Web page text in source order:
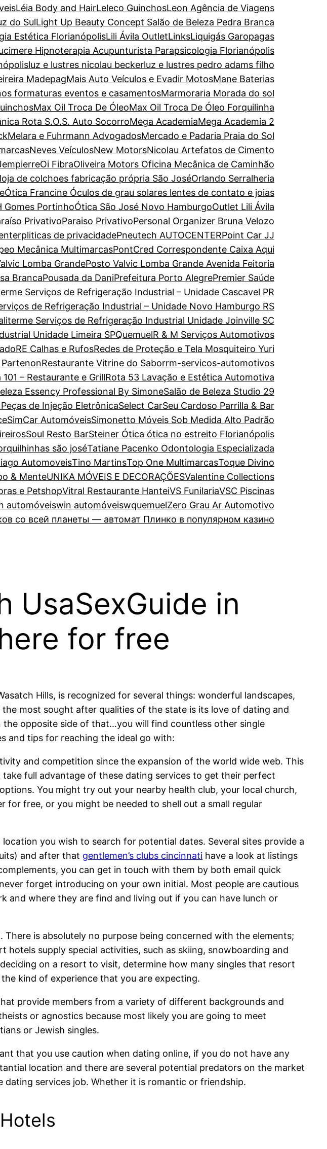
Léia Body and HairLeleco GuinchosLeon Agência de Viagens
do SulLight Up Beauty Concept Salão de Beleza Pedra Branca
Estética FlorianópolisLili Ávila OutletLinksLiquigás Garopagas
Hipnoterapia Acupunturista Parapsicologia Florianópolis
luz e lustres nicolau beckerluz e lustres pedro adams filho
MadepagMais Auto Veículos e Evadir MotosMane Baterias
formaturas eventos e casamentosMarmoraria Morada do sol
Max Oil Troca De ÓleoMax Oil Troca De Óleo Forquilinha
Rota S.O.S. Auto SocorroMega AcademiaMega Academia 2
Melara e Fuhrmann AdvogadosMercado e Padaria Praia do Sol
Neves VeículosNew MotorsNicolau Artefatos de Cimento
Oi FibraOliveira Motors Oficina Mecânica de Caminhão
de colchoes fabricação própria São JoséOrlando Serralheria
Ótica Francine Óculos de grau solares lentes de contato e joias
Gomes PortinhoÓtica São José Novo HamburgoOutlet Lili Ávila
PrivativoParaiso PrivativoPersonal Organizer Bruna Velozo
pliticas de privacidadePneutech AUTOCENTERPoint Car JJ
Mecânica MultimarcasPontCred Correspondente Caixa Aqui
Lomba GrandePosto Valvic Lomba Grande Avenida Feitoria
BrancaPousada da DaniPrefeitura Porto AlegrePremier Saúde
Serviços de Refrigeração Industrial – Unidade Cascavel PR
de Refrigeração Industrial – Unidade Novo Hamburgo RS
Serviços de Refrigeração Industrial Unidade Joinville SC
Unidade Limeira SPQuemuelR & M Serviços Automotivos
RE Calhas e RufosRedes de Proteção e Tela Mosquiteiro Yuri
Restaurante Vitrine do Saborrm-servicos-automotivos
101 – Restaurante e GrillRota 53 Lavação e Estética Automotiva
Essency Professional By SimoneSalão de Beleza Studio 29
Peças de Injeção EletrônicaSelect CarSeu Cardoso Parrilla & Bar
SimCar AutomóveisSimonetto Móveis Sob Medida Alto Padrão
Soul Resto BarSteiner Ótica ótica no estreito Florianópolis
são joséTatiane Pacenko Odontologia Especializada
AutomoveisTino MartinsTop One MultimarcasToque Divino
& MenteUNIKA MÓVEIS E DECORAÇÕESValentine Collections
e PetshopVitral Restaurante HanteiVS FunilariaVSC Piscinas
automóveiswin automóveiswquemuelZero Grau Ar Automotivo
со всей планеты — автомат Плинко в популярном казино
UsaSexGuide in
for free
Hills, is recognized for several things: wonderful landscapes,
most sought after qualities of the state is its love of dating and
the opposite side of that…you will find countless other single
and tips for reaching the ideal go with:
and competition since the expansion of the world wide web. This
full advantage of these dating services to get their perfect
You might try out your nearby health club, your local church,
free, or you might be needed to shell out a small regular
you wish to search for potential dates. Several sites provide a
and after that gentlemen’s clubs cincinnati have a look at listings
you can get in touch with them by both email quick
forget introducing on your own initial. Most people are cautious
and where they are find and living out if you can have lunch or
is absolutely no purpose being concerned with the elements;
supply special activities, such as skiing, snowboarding and
on a resort to visit, determine how many singles that resort
kind of experience that you are expecting.
provide members from a variety of different backgrounds and
or agnostics because most likely you are going to meet
or Jewish singles.
that you use caution when dating online, if you do not have any
location and there are several potential predators on the market
services job. Whether it is romantic or friendship.